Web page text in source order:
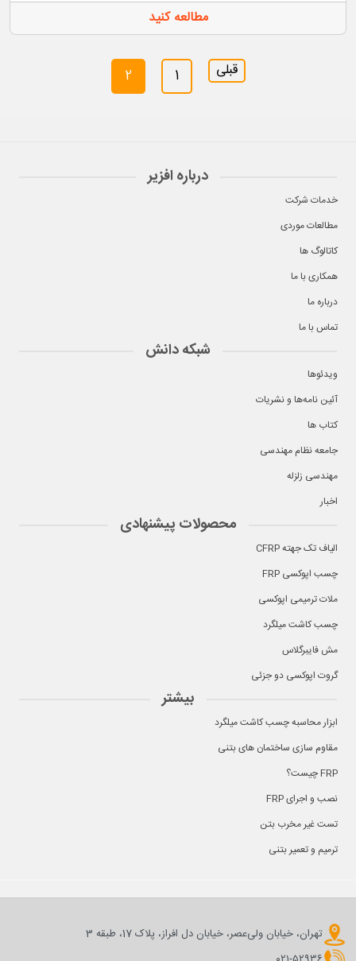
مطالعه کنید
صفحه‌بندی
نوشته‌ها
قبلی 1
2
درباره افزیر
خدمات شرکت
مطالعات موردی
کاتالوگ ها
همکاری با ما
درباره ما
تماس با ما
شبکه دانش
ویدئوها
آئین نامه‌ها و نشریات
کتاب ها
جامعه نظام مهندسی
مهندسی زلزله
اخبار
محصولات پیشنهادی
الیاف تک جهته CFRP
چسب اپوکسی FRP
ملات ترمیمی اپوکسی
چسب کاشت میلگرد
مش فایبرگلاس
گروت اپوکسی دو جزئی
بیشتر
ابزار محاسبه چسب کاشت میلگرد
مقاوم سازی ساختمان های بتنی
FRP چیست؟
نصب و اجرای FRP
تست غیر مخرب بتن
ترمیم و تعمیر بتنی
تهران، خیابان ولی‌عصر، خیابان دل افراز، پلاک 17، طبقه 3